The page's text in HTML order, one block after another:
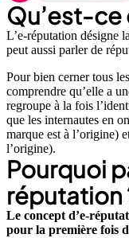
Qu’est-ce
L’e-réputation désigne
peut aussi parler de
Pour bien cerner tous
comprendre qu’elle a
regroupe à la fois
que les internautes en
marque est à l’origine)
l’origine).
Pourquoi
réputation
Le concept d’e-
pour la première fois